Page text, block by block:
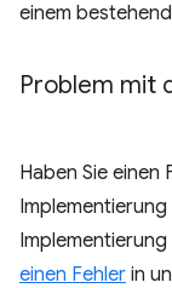
einem
Problem mit
Haben Sie einen
einen Fehler in